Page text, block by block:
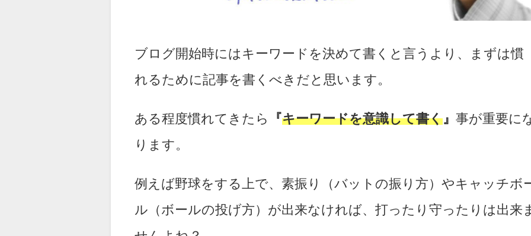
ブログ開始時にはキーワードを決めて書くと言うより、まずは慣
れるために記事を書くべきだと思います。
ある程度慣れてきたら 『キーワードを意識して書く 』事が重要に
ります。
例えば野球をする上で、素振り（バットの振り方）やキャッチボ
ル（ボールの投げ方）が出来なければ、打ったり守ったりは出来